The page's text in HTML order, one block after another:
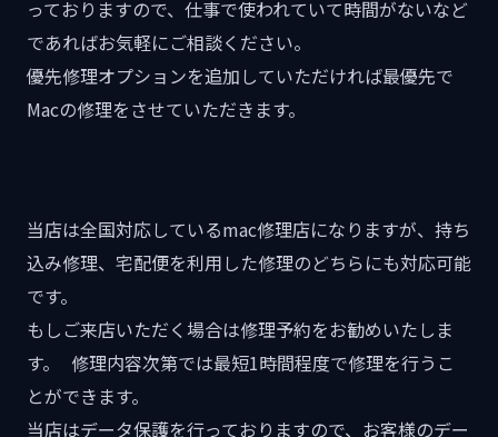
っておりますので、仕事で使われていて時間がないなど
であればお気軽にご相談ください。
優先修理オプションを追加していただければ最優先で
Macの修理をさせていただきます。
当店は全国対応しているmac修理店になりますが、持ち
込み修理、宅配便を利用した修理のどちらにも対応可能
です。
もしご来店いただく場合は修理予約をお勧めいたしま
す。 修理内容次第では最短1時間程度で修理を行うこ
とができます。
当店はデータ保護を行っておりますので、お客様のデー